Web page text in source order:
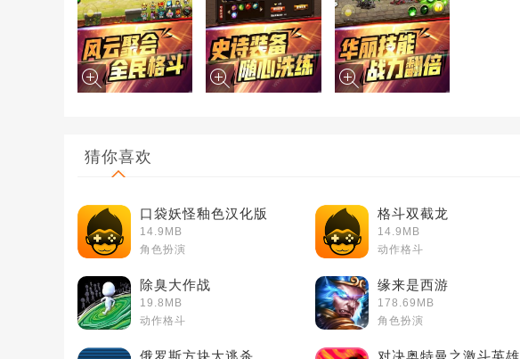
猜你喜欢
口袋妖怪釉色汉化版
14.9MB
角色扮演
格斗双截龙
14.9MB
动作格斗
除臭大作战
19.8MB
动作格斗
缘来是西游
178.69MB
角色扮演
俄罗斯方块大逃杀 对决奥特曼之激斗英雄